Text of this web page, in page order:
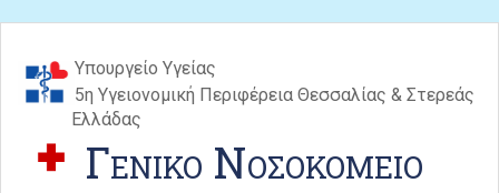
Υπουργείο Υγείας
5η Υγειονομική Περιφέρεια Θεσσαλίας & Στερεάς
Ελλάδας
Γενικο Νοσοκομειο